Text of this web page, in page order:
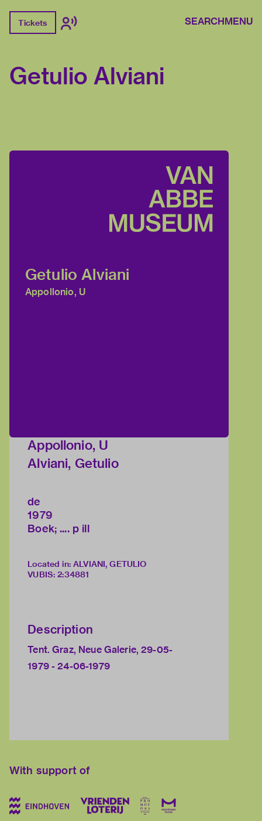
Tickets SEARCHMENU
Getulio Alviani
Getulio Alviani
Appollonio, U
Appollonio, U
Alviani, Getulio
de
1979
Boek; .... p ill
Located in: ALVIANI, GETULIO
VUBIS: 2:34881
Description
Tent. Graz, Neue Galerie, 29-05-
1979 - 24-06-1979
With support of